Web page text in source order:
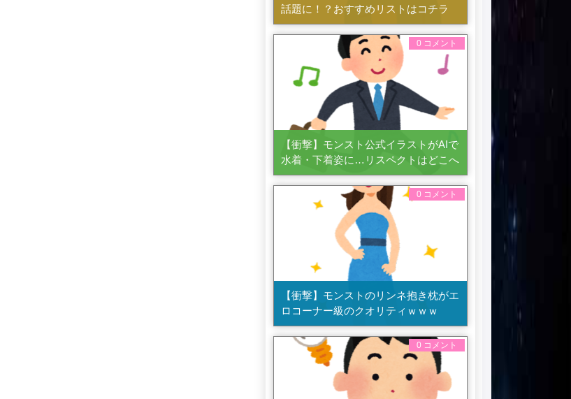
話題に！？おすすめリストはコチラ
0 コメント
【衝撃】モンスト公式イラストがAIで
水着・下着姿に…リスペクトはどこへ
0 コメント
【衝撃】モンストのリンネ抱き枕がエ
ロコーナー級のクオリティｗｗｗ
0 コメント